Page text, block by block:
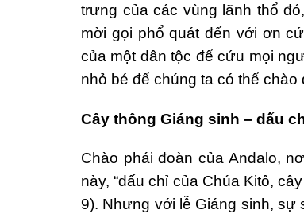
trưng của các vùng lãnh thổ
mời gọi phổ quát đến với ơn
của một dân tộc để cứu mọi
nhỏ bé để chúng ta có thể
Cây thông Giáng sinh – dấu
Chào phái đoàn của Andalo,
này, “dấu chỉ của Chúa Kitô,
9). Nhưng với lễ Giáng sinh,